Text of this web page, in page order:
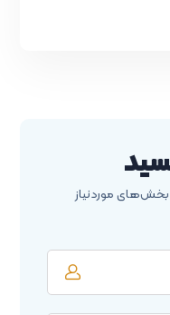
بخش‌های موردنیاز